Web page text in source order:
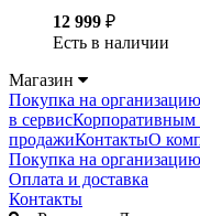
12 999 ₽
Есть в наличии
Магазин
Покупка на организацию
в сервисКорпоративным
продажиКонтактыО
Покупка на организацию
Оплата и доставка
Контакты